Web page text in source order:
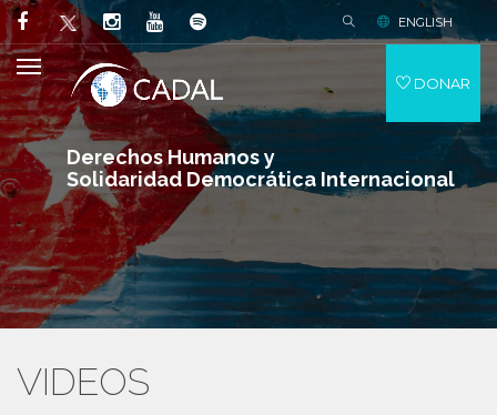
Derechos Humanos y
Solidaridad Democrática Internacional
ENGLISH
DONAR
VIDEOS